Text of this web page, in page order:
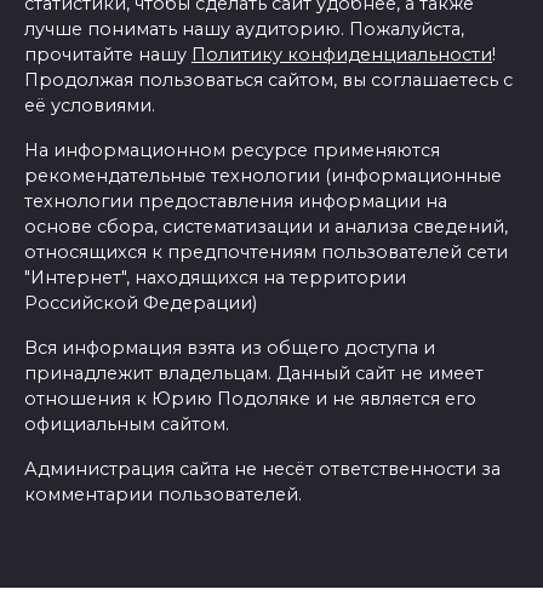
лучше понимать нашу аудиторию. Пожалуйста,
прочитайте нашу Политику конфиденциальности!
Продолжая пользоваться сайтом, вы соглашаетесь с
её условиями.
На информационном ресурсе применяются
рекомендательные технологии (информационные
технологии предоставления информации на
основе сбора, систематизации и анализа сведений,
относящихся к предпочтениям пользователей сети
"Интернет", находящихся на территории
Российской Федерации)
Вся информация взята из общего доступа и
принадлежит владельцам. Данный сайт не имеет
отношения к Юрию Подоляке и не является его
официальным сайтом.
Администрация сайта не несёт ответственности за
комментарии пользователей.